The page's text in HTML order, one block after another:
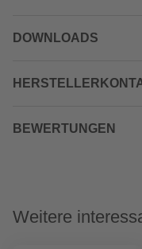
DOWNLOADS
BEWERTUNGEN
Weitere